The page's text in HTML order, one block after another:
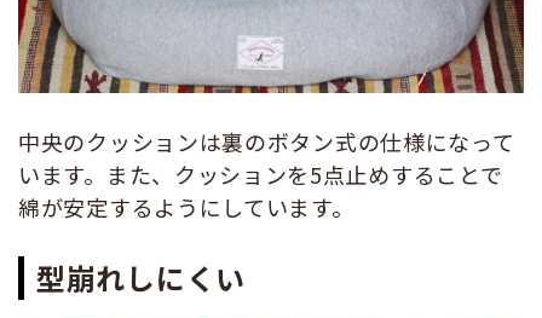
中央のクッションは裏のボタン式の仕様になって
います。また、クッションを5点止めすることで
綿が安定するようにしています。
型崩れしにくい